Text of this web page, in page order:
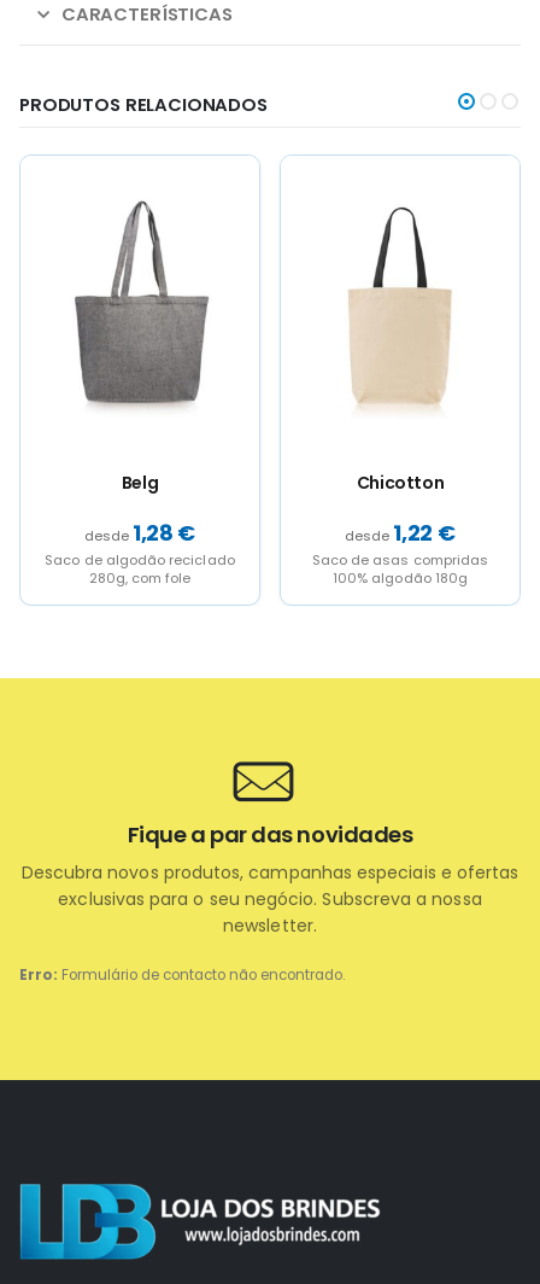
CARACTERÍSTICAS
PRODUTOS RELACIONADOS
options
chosen
options
chosen
Chicotton
1,22
Saco de asas compridas
100% algodão 180g
Cotton Medium
0,49
Saco médio 100% algodão
110g
Erro: Formulário de contacto não encontrado.
Fique a par das novidades
Descubra novos produtos, campanhas especiais e ofertas
exclusivas para o seu negócio. Subscreva a nossa
newsletter.